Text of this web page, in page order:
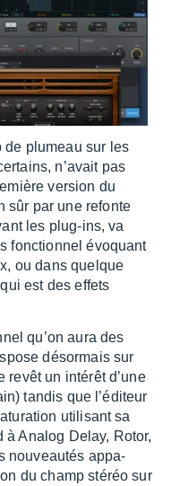
de plumeau sur les
n’avait pas
version du
sûr par une refonte
les plug-ins, va
fonc­tion­nel évoquant
ou dans quelque
est des effets
qu’on aura des
désor­mais sur
revêt un inté­rêt d’une
tandis que l’édi­teur
utili­sant sa
Analog Delay, Rotor,
nouveau­tés appa­
du champ stéréo sur